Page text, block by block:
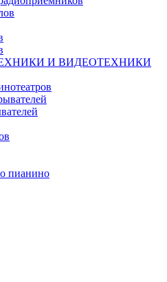
И ВИДЕОТЕХНИКИ
пианино